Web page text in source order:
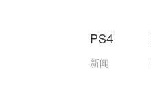
PS4
新闻